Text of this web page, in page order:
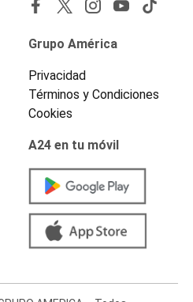
Grupo América
Privacidad
Términos y Condiciones
Cookies
A24 en tu móvil